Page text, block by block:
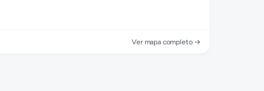
Ver mapa completo →